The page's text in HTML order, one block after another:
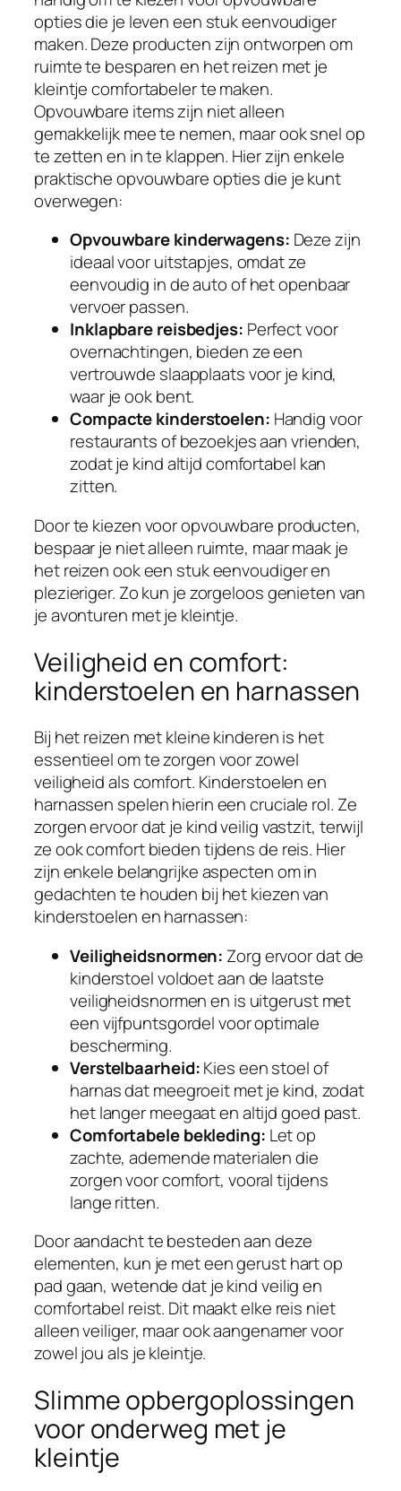
opties die je leven een stuk eenvoudiger
maken. Deze producten zijn ontworpen om
ruimte te besparen en het reizen met je
kleintje comfortabeler te maken.
Opvouwbare items zijn niet alleen
gemakkelijk mee te nemen, maar ook snel op
te zetten en in te klappen. Hier zijn enkele
praktische opvouwbare opties die je kunt
overwegen:
Opvouwbare kinderwagens: Deze zijn
ideaal voor uitstapjes, omdat ze
eenvoudig in de auto of het openbaar
vervoer passen.
Inklapbare reisbedjes: Perfect voor
overnachtingen, bieden ze een
vertrouwde slaapplaats voor je kind,
waar je ook bent.
Compacte kinderstoelen: Handig voor
restaurants of bezoekjes aan vrienden,
zodat je kind altijd comfortabel kan
zitten.
Door te kiezen voor opvouwbare producten,
bespaar je niet alleen ruimte, maar maak je
het reizen ook een stuk eenvoudiger en
plezieriger. Zo kun je zorgeloos genieten van
je avonturen met je kleintje.
Veiligheid en comfort:
kinderstoelen en harnassen
Bij het reizen met kleine kinderen is het
essentieel om te zorgen voor zowel
veiligheid als comfort. Kinderstoelen en
harnassen spelen hierin een cruciale rol. Ze
zorgen ervoor dat je kind veilig vastzit, terwijl
ze ook comfort bieden tijdens de reis. Hier
zijn enkele belangrijke aspecten om in
gedachten te houden bij het kiezen van
kinderstoelen en harnassen:
Veiligheidsnormen: Zorg ervoor dat de
kinderstoel voldoet aan de laatste
veiligheidsnormen en is uitgerust met
een vijfpuntsgordel voor optimale
bescherming.
Verstelbaarheid:Kies een stoel of
harnas dat meegroeit met je kind, zodat
het langer meegaat en altijd goed past.
Comfortabele bekleding: Let op
zachte, ademende materialen die
zorgen voor comfort, vooral tijdens
lange ritten.
Door aandacht te besteden aan deze
elementen, kun je met een gerust hart op
pad gaan, wetende dat je kind veilig en
comfortabel reist. Dit maakt elke reis niet
alleen veiliger, maar ook aangenamer voor
zowel jou als je kleintje.
Slimme opbergoplossingen
voor onderweg met je
kleintje